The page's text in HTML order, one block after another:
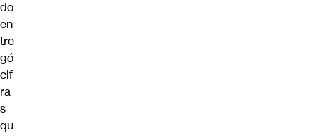
do
en
tre
gó
cif
ra
s
qu